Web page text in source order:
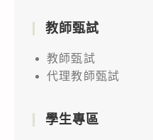
教師甄試
教師甄試
代理教師甄試
學生專區